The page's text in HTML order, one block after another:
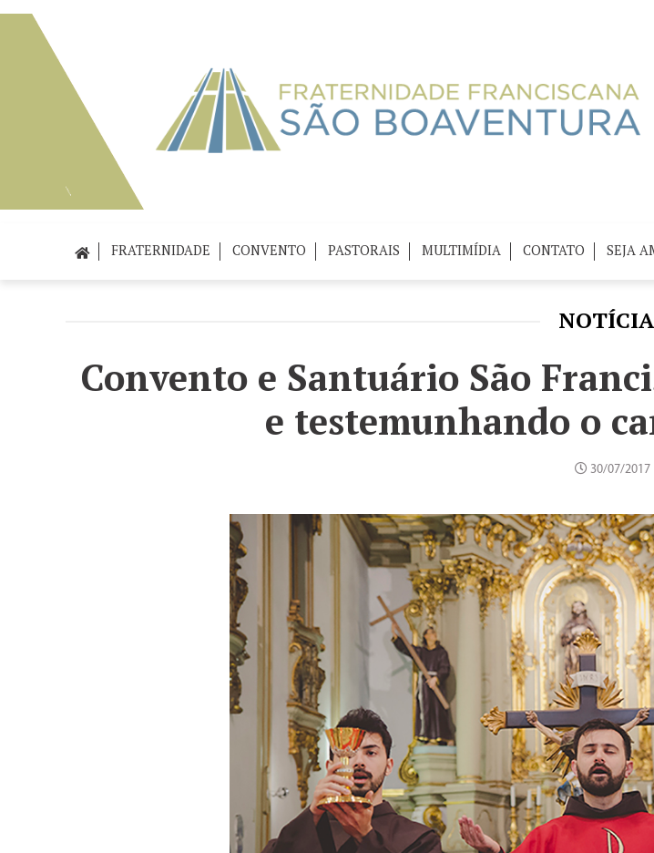
FRATERNIDADE CONVENTO PASTORAIS MULTIMÍDIA CONTATO SEJA
Convento e Santuário São
e testemunhando o
30/07/2017